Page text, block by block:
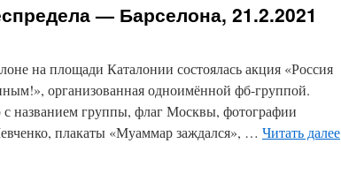
— Барселона, 21.2.2021
на площади Каталонии состоялась акция «Россия
организованная одноимённой фб-группой.
с названием группы, флаг Москвы, фотографии
плакаты «Муаммар заждался», … Читать далее